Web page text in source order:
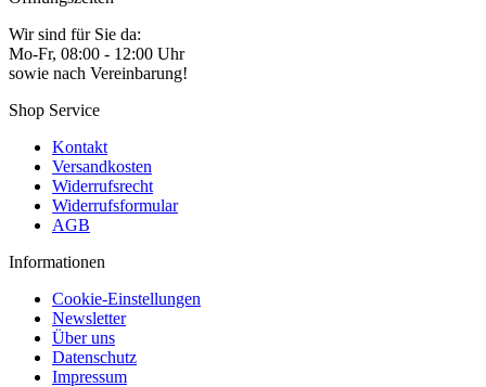
Wir sind für Sie da:
Mo-Fr, 08:00 - 12:00 Uhr
sowie nach Vereinbarung!
Shop Service
Kontakt
Versandkosten
Widerrufsrecht
Widerrufsformular
AGB
Informationen
Cookie-Einstellungen
Newsletter
Über uns
Datenschutz
Impressum